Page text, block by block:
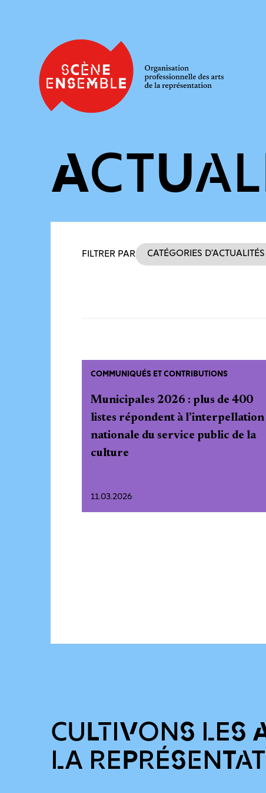
Filtres des actualités
FILTRER PAR Catégories d’actualités
COMMUNIQUÉS ET CONTRIBUTIONS
Municipales 2026 : plus de 400
listes répondent à l’interpellation
nationale du service public de la
culture
11.03.2026
CULTIVONS LES
LA